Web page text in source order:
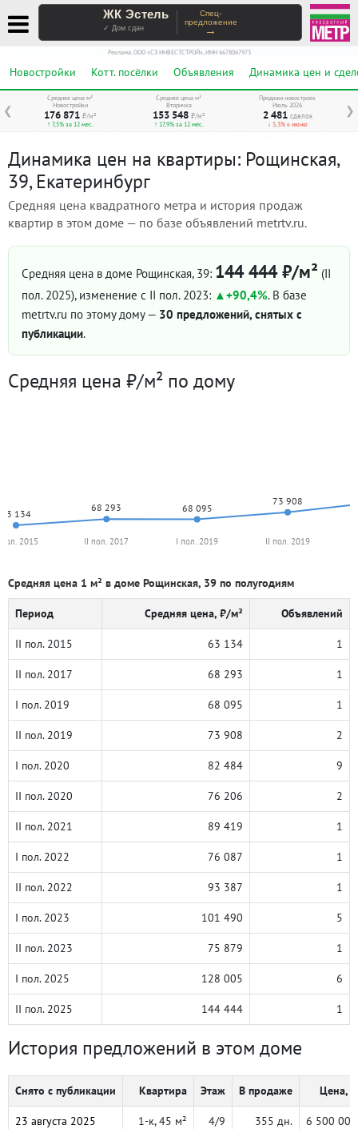
ЖК Эстель
✓ Дом сдан
Спец-
предложение
→
Реклама. ООО «СЗ ИНВЕСТСТРОЙ», ИНН 6678067973
Новостройки Котт. посёлки Объявления Динамика цен и
❮ ❯
Средняя цена м²
Новостройки
176 871 ₽/м²
↑ 7,5% за 12 мес.
Средняя цена м²
Вторичка
153 548 ₽/м²
↑ 17,9% за 12 мес.
Продажи новостроек
Июль 2026
2 481 сделок
↓ 5,3% к июню
Динамика цен на квартиры: Рощинская,
39, Екатеринбург
Средняя цена квадратного метра и история продаж
квартир в этом доме — по базе объявлений metrtv.ru.
Средняя цена в доме Рощинская, 39: 144 444 ₽/м² (II
пол. 2025), изменение с II пол. 2023: +90,4%. В базе
metrtv.ru по этому дому — 30 предложений, снятых с
публикации.
Средняя цена ₽/м² по дому
63 134
68 293 68 095
73 908
2015 II пол. 2017 I пол. 2019 II пол. 2019
Средняя цена 1 м² в доме Рощинская, 39 по полугодиям
Период Средняя цена, ₽/м² Объявлений
II пол. 2015 63 134 1
II пол. 2017 68 293 1
I пол. 2019 68 095 1
II пол. 2019 73 908 2
I пол. 2020 82 484 9
II пол. 2020 76 206 2
II пол. 2021 89 419 1
I пол. 2022 76 087 1
II пол. 2022 93 387 1
I пол. 2023 101 490 5
II пол. 2023 75 879 1
I пол. 2025 128 005 6
II пол. 2025 144 444 1
История предложений в этом доме
Снято с публикации Квартира Этаж В продаже Цена, ₽
23 августа 2025 1-к, 45 м² 4/9 355 дн. 6 500 000